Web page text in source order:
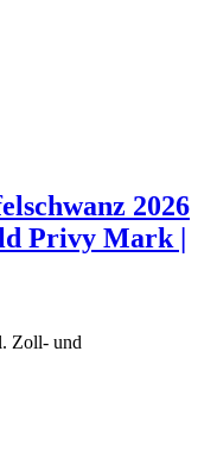
2026
Privy Mark |
Zoll- und